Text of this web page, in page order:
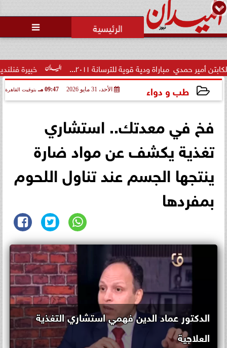

خبيرة فنلندية تُفجر مباراة ودية قوية للترسانة ٢٠١١...
طب و دواء الأحد، 31 مايو 2026 09:47 مـ بتوقيت القاهرة
فخ في معدتك.. استشاري
تغذية يكشف عن مواد ضارة
ينتجها الجسم عند تناول اللحوم
بمفردها
الدكتور عماد الدين فهمي استشاري التغذية
العلاجية